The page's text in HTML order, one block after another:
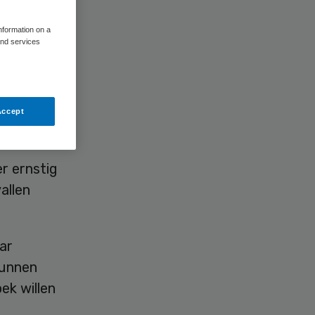
reistijd.
ernstig
willen
on a
services